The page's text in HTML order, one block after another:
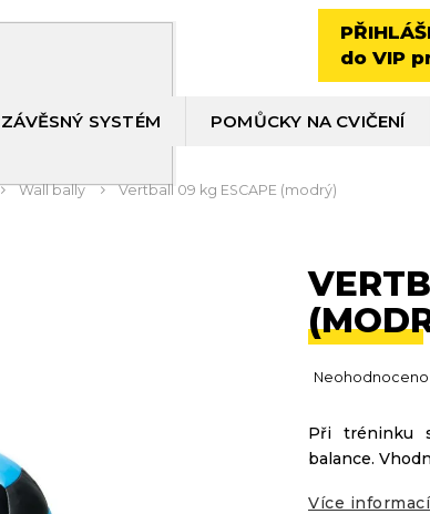
do VIP
SYSTÉM POMŮCKY NA CVIČENÍ
Wall bally Vertball 09 kg ESCAPE (modrý)
Průměrné
je
0,0
5
Neohodnoceno
Při tréninku
balance.
Více informací